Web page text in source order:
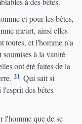
et pour les bêtes,
meurt, ainsi elles
toutes, et l'homme n'a
soumises à la vanité
ont été faites de la
21 Qui sait si
des bêtes
l'homme que de se